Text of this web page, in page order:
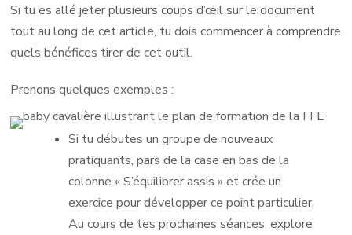
Si tu es allé jeter plusieurs coups d’œil sur le document
tout au long de cet article, tu dois commencer à comprendre
quels bénéfices tirer de cet outil.
Prenons quelques exemples :
Si tu débutes un groupe de nouveaux
pratiquants, pars de la case en bas de la
colonne « S’équilibrer assis » et crée un
exercice pour développer ce point particulier.
Au cours de tes prochaines séances, explore